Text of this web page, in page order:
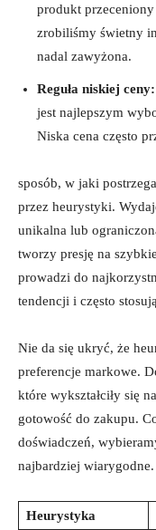
produkt przeceniony
zrobiliśmy świetny
nadal zawyżona.
Reguła niskiej ceny:
jest najlepszym
Niska cena często
sposób, w jaki
przez heurystyki.
unikalna lub
tworzy presję na
prowadzi do
tendencji i często
Nie da się ukryć, że
preferencje markowe.
które wykształciły się
gotowość do zakupu.
doświadczeń,
najbardziej wiarygodne.
Heurystyka